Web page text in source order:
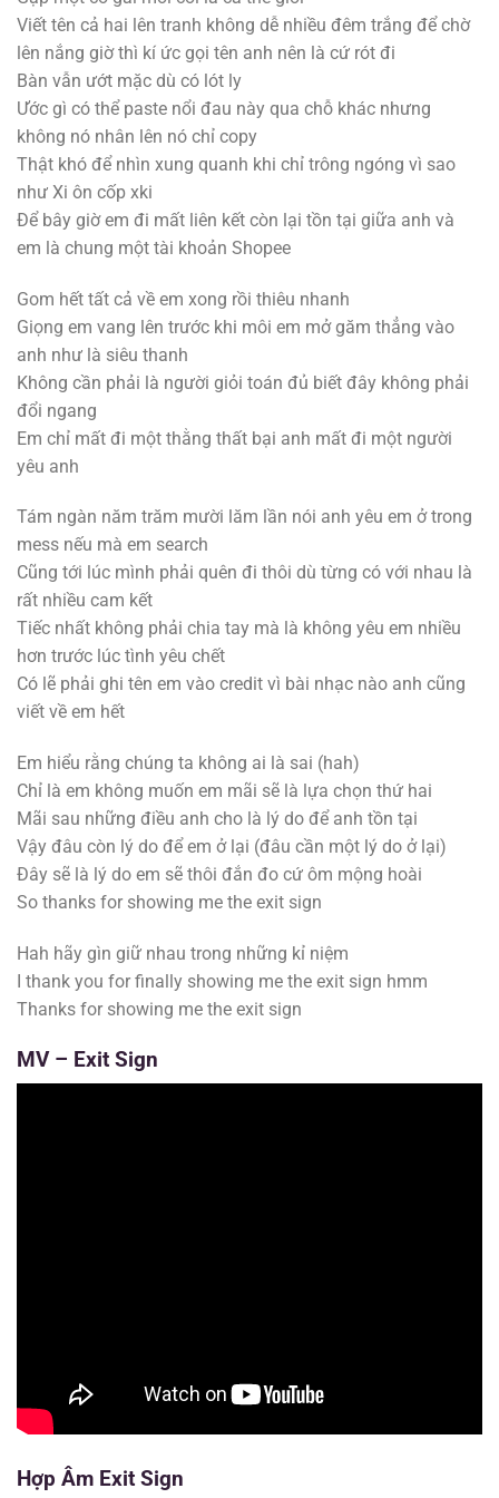
Viết tên cả hai lên tranh không dễ nhiều đêm trắng để chờ
lên nắng giờ thì kí ức gọi tên anh nên là cứ rót đi
Bàn vẫn ướt mặc dù có lót ly
Ước gì có thể paste nổi đau này qua chỗ khác nhưng
không nó nhân lên nó chỉ copy
Thật khó để nhìn xung quanh khi chỉ trông ngóng vì sao
như Xi ôn cốp xki
Để bây giờ em đi mất liên kết còn lại tồn tại giữa anh và
em là chung một tài khoản Shopee
Gom hết tất cả về em xong rồi thiêu nhanh
Giọng em vang lên trước khi môi em mở găm thẳng vào
anh như là siêu thanh
Không cần phải là người giỏi toán đủ biết đây không phải
đổi ngang
Em chỉ mất đi một thằng thất bại anh mất đi một người
yêu anh
Tám ngàn năm trăm mười lăm lần nói anh yêu em ở trong
mess nếu mà em search
Cũng tới lúc mình phải quên đi thôi dù từng có với nhau là
rất nhiều cam kết
Tiếc nhất không phải chia tay mà là không yêu em nhiều
hơn trước lúc tình yêu chết
Có lẽ phải ghi tên em vào credit vì bài nhạc nào anh cũng
viết về em hết
Em hiểu rằng chúng ta không ai là sai (hah)
Chỉ là em không muốn em mãi sẽ là lựa chọn thứ hai
Mãi sau những điều anh cho là lý do để anh tồn tại
Vậy đâu còn lý do để em ở lại (đâu cần một lý do ở lại)
Đây sẽ là lý do em sẽ thôi đắn đo cứ ôm mộng hoài
So thanks for showing me the exit sign
Hah hãy gìn giữ nhau trong những kỉ niệm
I thank you for finally showing me the exit sign hmm
Thanks for showing me the exit sign
MV – Exit Sign
Hợp Âm Exit Sign